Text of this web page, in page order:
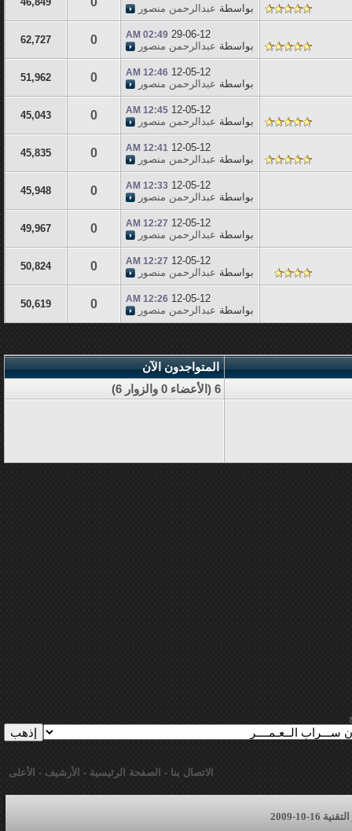
بواسطة عبدالرحمن منصور
29-06-12
02:49 AM
بواسطة عبدالرحمن منصور 0
62,727
12-05-12
12:46 AM
بواسطة عبدالرحمن منصور 0
51,962
12-05-12
12:45 AM
بواسطة عبدالرحمن منصور 0
45,043
12-05-12
12:41 AM
بواسطة عبدالرحمن منصور 0
45,835
12-05-12
12:33 AM
بواسطة عبدالرحمن منصور 0
45,948
12-05-12
12:27 AM
بواسطة عبدالرحمن منصور 0
49,967
12-05-12
12:27 AM
بواسطة عبدالرحمن منصور 0
50,824
12-05-12
12:26 AM
بواسطة عبدالرحمن منصور 0
50,619
المتواجدون الآن
6 (الأعضاء 0 والزوار 6)
الاتصال بنا - الصفحة الرئيسية - الأرشيف - الأعلى
10-2009